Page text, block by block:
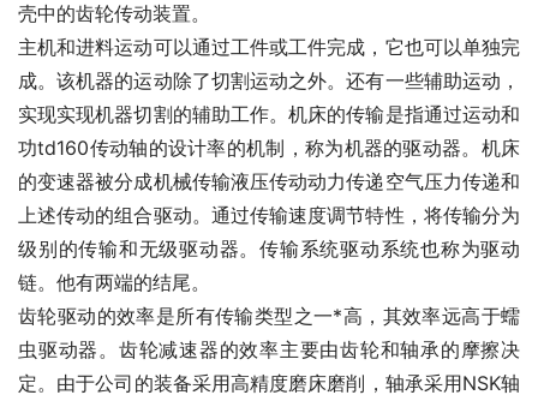
壳中的齿轮传动装置。
主机和进料运动可以通过工件或工件完成，它也可以单独完
成。该机器的运动除了切割运动之外。还有一些辅助运动，
实现实现机器切割的辅助工作。机床的传输是指通过运动和
功td160传动轴的设计率的机制，称为机器的驱动器。机床
的变速器被分成机械传输液压传动动力传递空气压力传递和
上述传动的组合驱动。通过传输速度调节特性，将传输分为
级别的传输和无级驱动器。传输系统驱动系统也称为驱动
链。他有两端的结尾。
齿轮驱动的效率是所有传输类型之一*高，其效率远高于蠕
虫驱动器。齿轮减速器的效率主要由齿轮和轴承的摩擦决
定。由于公司的装备采用高精度磨床磨削，轴承采用NSK轴